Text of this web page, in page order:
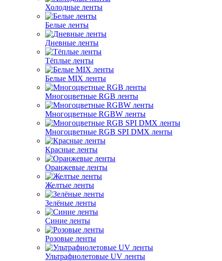
Холодные ленты
Белые ленты
Дневные ленты
Тёплые ленты
Белые MIX ленты
Многоцветные RGB ленты
Многоцветные RGBW ленты
Многоцветные RGB SPI DMX ленты
Красные ленты
Оранжевые ленты
Желтые ленты
Зелёные ленты
Синие ленты
Розовые ленты
Ультрафиолетовые UV ленты